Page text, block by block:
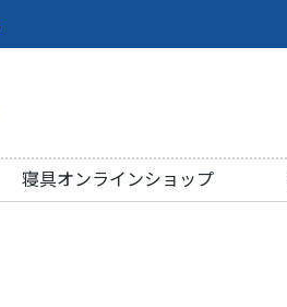
寝具オンラインショップ